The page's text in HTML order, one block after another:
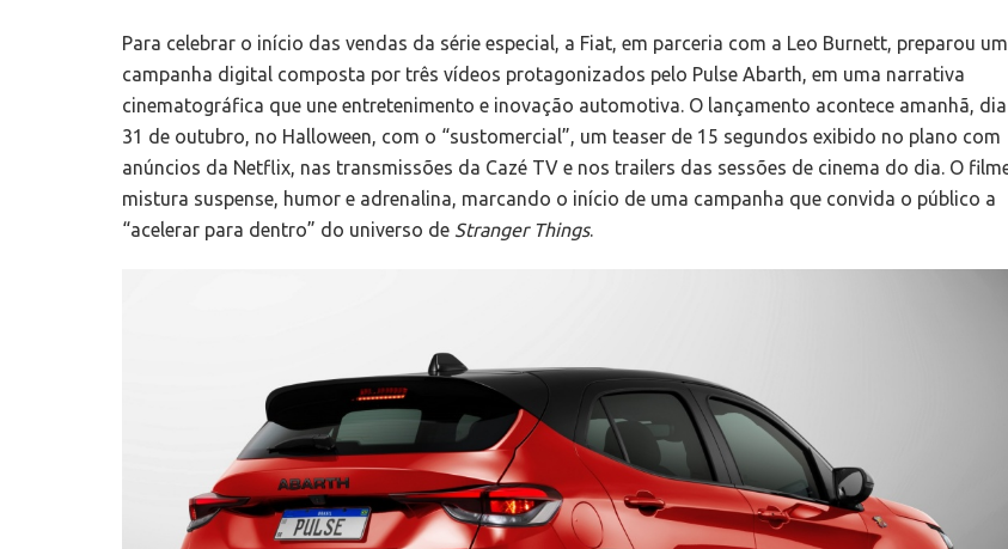
Para celebrar o início das vendas da série especial, a Fiat, em parceria com a Leo Burnett, preparou
campanha digital composta por três vídeos protagonizados pelo Pulse Abarth, em uma narrativa
cinematográfica que une entretenimento e inovação automotiva. O lançamento acontece amanhã, dia
31 de outubro, no Halloween, com o “sustomercial”, um teaser de 15 segundos exibido no plano com
anúncios da Netflix, nas transmissões da Cazé TV e nos trailers das sessões de cinema do dia. O
mistura suspense, humor e adrenalina, marcando o início de uma campanha que convida o público a
“acelerar para dentro” do universo de Stranger Things.